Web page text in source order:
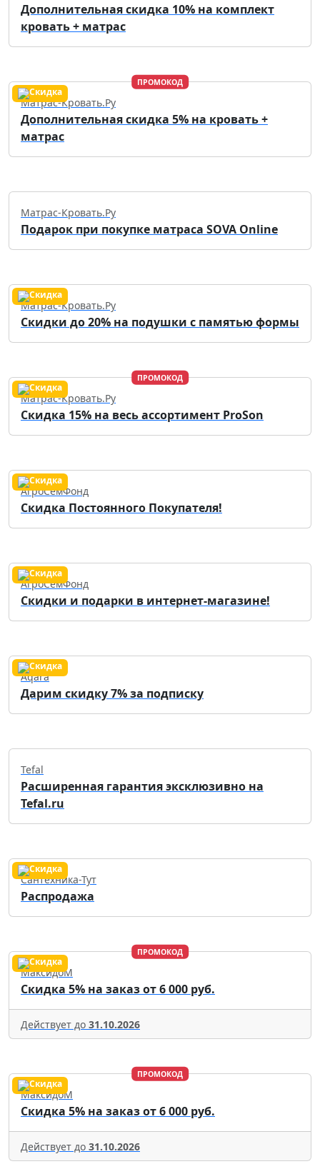
Дополнительная скидка 10% на комплект
кровать + матрас
ПРОМОКОД
Матрас-Кровать.Ру
Дополнительная скидка 5% на кровать +
матрас
Матрас-Кровать.Ру
Подарок при покупке матраса SOVA Online
Матрас-Кровать.Ру
Скидки до 20% на подушки с памятью формы
ПРОМОКОД
Матрас-Кровать.Ру
Скидка 15% на весь ассортимент ProSon
АгроСемФонд
Скидка Постоянного Покупателя!
АгроСемФонд
Скидки и подарки в интернет-магазине!
Aqara
Дарим скидку 7% за подписку
Tefal
Расширенная гарантия эксклюзивно на
Tefal.ru
Сантехника-Тут
Распродажа
ПРОМОКОД
МаксидоМ
Скидка 5% на заказ от 6 000 руб.
Действует до 31.10.2026
ПРОМОКОД
МаксидоМ
Скидка 5% на заказ от 6 000 руб.
Действует до 31.10.2026